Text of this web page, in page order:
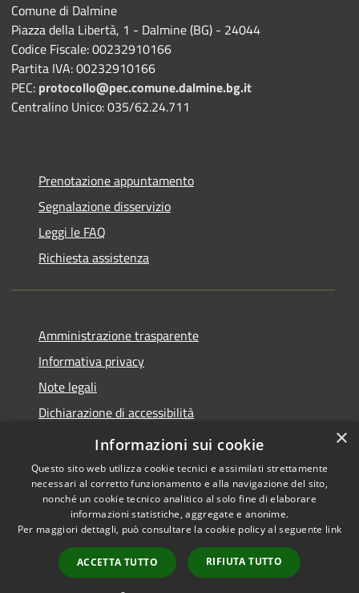
Comune di Dalmine
Piazza della Libertà, 1 - Dalmine (BG) - 24044
Codice Fiscale: 00232910166
Partita IVA: 00232910166
PEC: protocollo@pec.comune.dalmine.bg.it
Centralino Unico: 035/62.24.711
Prenotazione appuntamento
Segnalazione disservizio
Leggi le FAQ
Richiesta assistenza
Amministrazione trasparente
Informativa privacy
Note legali
Dichiarazione di accessibilità
Piano di miglioramento del sito
Accessibilità
Copyright © 2026 • Comune di
Dalmine • Powered by
Municipium•
Accesso
redazione
×
Informazioni sui cookie
Questo sito web utilizza cookie tecnici e assimilati strettamente
necessari al corretto funzionamento e alla navigazione del sito,
nonché un cookie tecnico analitico al solo fine di elaborare
informazioni statistiche, aggregate e anonime.
Per maggiori dettagli, può consultare la cookie policy al seguente link
ACCETTA TUTTO RIFIUTA TUTTO